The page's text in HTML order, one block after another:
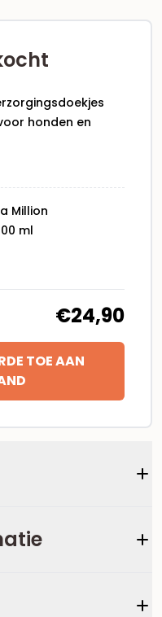
honden en
Million
ml
€24,90
TOE AAN